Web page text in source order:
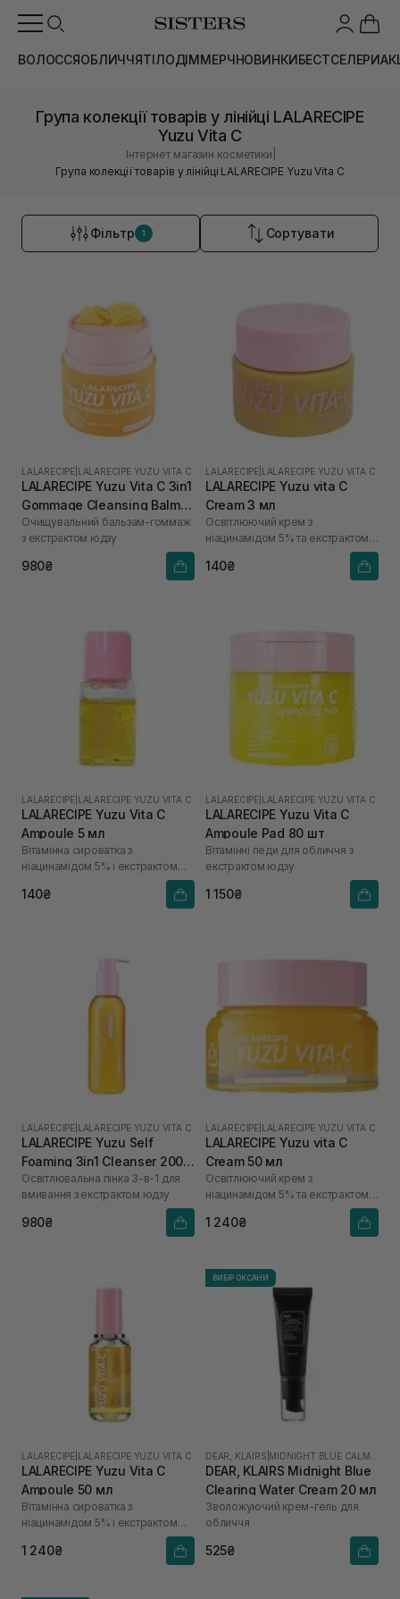
ВОЛОССЯОБЛИЧЧЯТІЛОДІММЕРЧНОВИНКИБЕСТСЕЛЕРИ
Група колекції товарів у лінійці LALARECIPE
Yuzu Vita C
Інтернет магазин косметики
Група колекції товарів у лінійці LALARECIPE Yuzu Vita C
Фільтр 1 Сортувати
LALARECIPE LALARECIPE YUZU VITA C
LALARECIPE Yuzu Vita C 3in1
Gommage Cleansing Balm
50 мл
Очищувальний бальзам-гоммаж
з екстрактом юдзу
980₴
LALARECIPE LALARECIPE YUZU VITA C
LALARECIPE Yuzu vita C
Cream 3 мл
Освітлюючий крем з
ніацинамідом 5% та екстрактом
140₴
LALARECIPE LALARECIPE YUZU VITA C
LALARECIPE Yuzu Vita C
Ampoule 5 мл
Вітамінна сироватка з
ніацинамідом 5% і екстрактом
140₴
LALARECIPE LALARECIPE YUZU VITA C
LALARECIPE Yuzu Vita C
Ampoule Pad 80 шт
Вітамінні педи для обличчя з
екстрактом юдзу
1 150₴
LALARECIPE LALARECIPE YUZU VITA C
LALARECIPE Yuzu Self
Foaming 3in1 Cleanser 200
мл
Освітлювальна пінка 3-в-1 для
вмивання з екстрактом юдзу
980₴
LALARECIPE LALARECIPE YUZU VITA C
LALARECIPE Yuzu vita C
Cream 50 мл
Освітлюючий крем з
ніацинамідом 5% та екстрактом
1 240₴
LALARECIPE LALARECIPE YUZU VITA C
LALARECIPE Yuzu Vita C
Ampoule 50 мл
Вітамінна сироватка з
ніацинамідом 5% і екстрактом
1 240₴
ВИБІР ОКСАНИ
DEAR, KLAIRS
DEAR, KLAIRS Midnight Blue
Clearing Water Cream 20 мл
Зволожуючий крем-гель для
обличчя
525₴